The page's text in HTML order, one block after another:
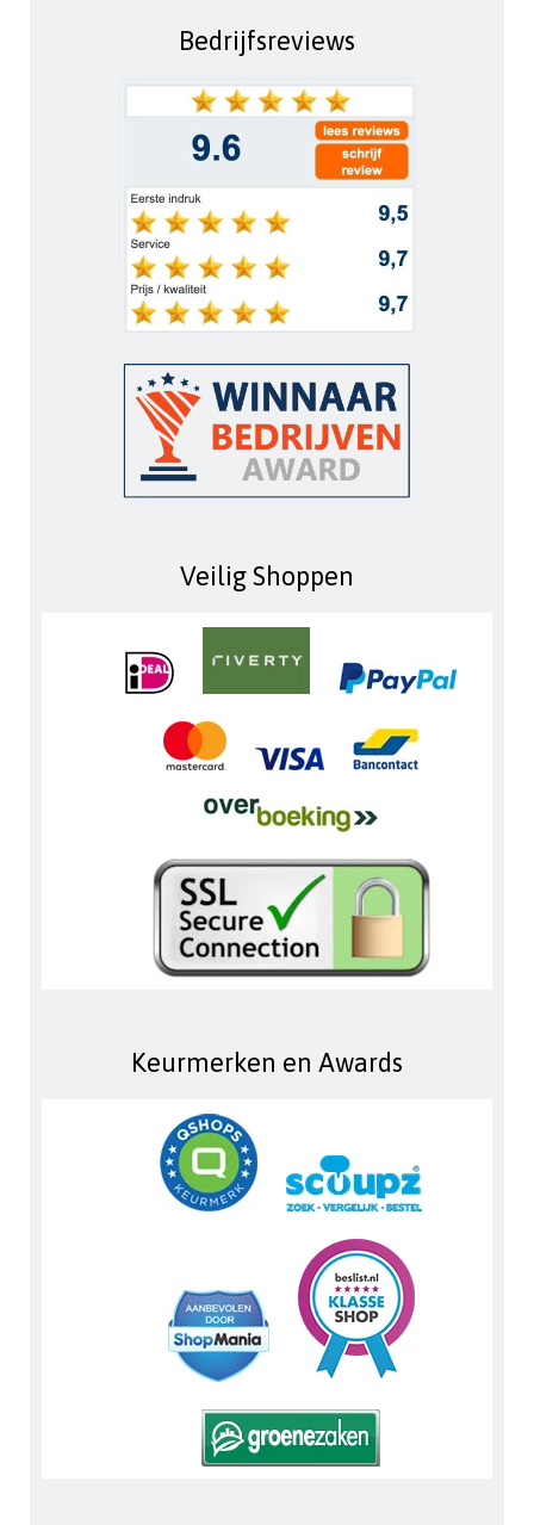
Bedrijfsreviews
Veilig Shoppen
Keurmerken en Awards